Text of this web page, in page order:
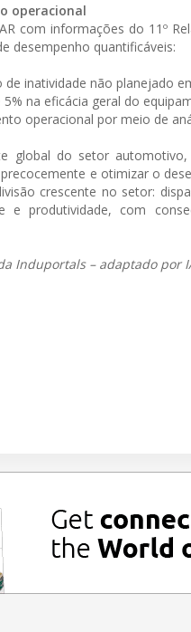
operacional
com informações do 11º
desempenho quantificáveis:
inatividade não planejado
na eficácia geral do
operacional por meio de
global do setor
e otimizar o
crescente no setor:
e produtividade, com
Induportals – adaptado por